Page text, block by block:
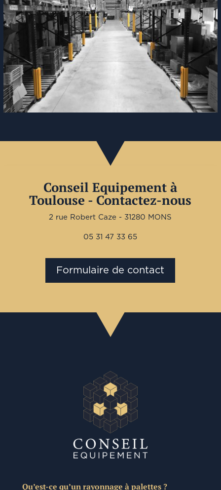
Conseil Equipement à
Toulouse - Contactez-nous
2 rue Robert Caze - 31280 MONS
05 31 47 33 65
Formulaire de contact
Qu’est-ce qu’un rayonnage à palettes ?